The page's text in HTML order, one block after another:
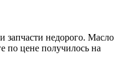
запчасти недорого. Масло
по цене получилось на